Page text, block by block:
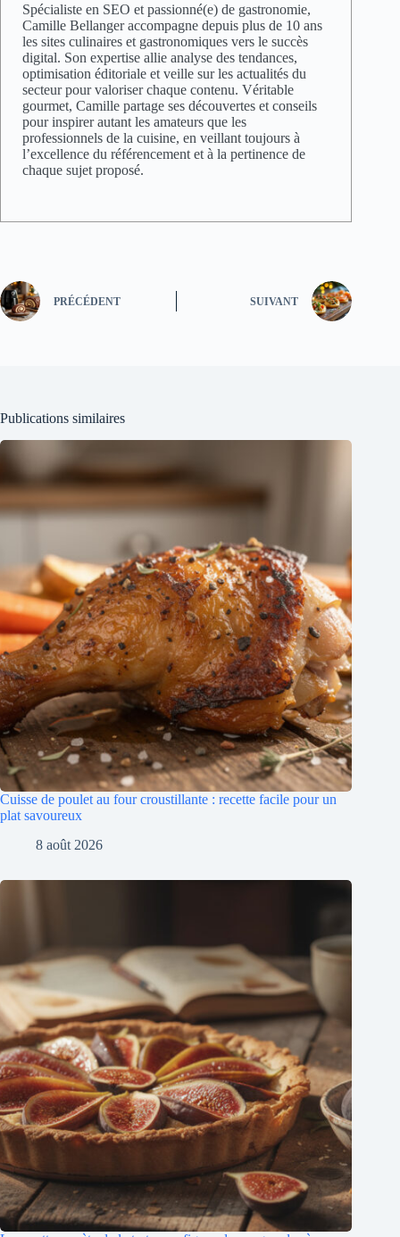
Spécialiste en SEO et passionné(e) de gastronomie,
Camille Bellanger accompagne depuis plus de 10 ans
les sites culinaires et gastronomiques vers le succès
digital. Son expertise allie analyse des tendances,
optimisation éditoriale et veille sur les actualités du
secteur pour valoriser chaque contenu. Véritable
gourmet, Camille partage ses découvertes et conseils
pour inspirer autant les amateurs que les
professionnels de la cuisine, en veillant toujours à
l’excellence du référencement et à la pertinence de
chaque sujet proposé.
PRÉCÉDENT SUIVANT
Publications similaires
Cuisse de poulet au four croustillante : recette facile pour un
plat savoureux
8 août 2026